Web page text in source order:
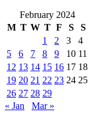
February 2024
M T W T F S
S
1
2 3
4
5
6 7 8 9 10 11
12 13 14 15 16 17 18
19 20 21 22 23 24 25
26 27 28 29
« Jan
Mar »